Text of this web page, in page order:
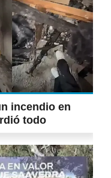
incendio en
todo